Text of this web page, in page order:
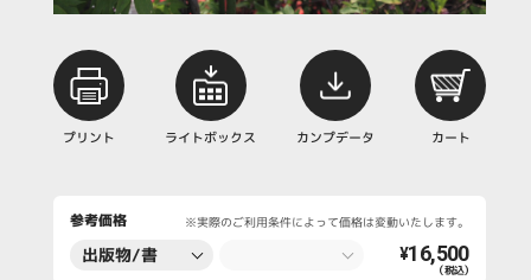
プリント ライトボックス カンプデータ カート
参考価格 ※実際のご利用条件によって価格は変動いたします。
出版物/書
¥16,500
（税込）